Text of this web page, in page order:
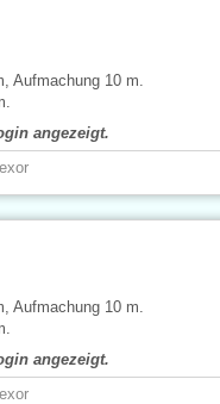
Aufmachung 10 m.
angezeigt.
Aufmachung 10 m.
angezeigt.